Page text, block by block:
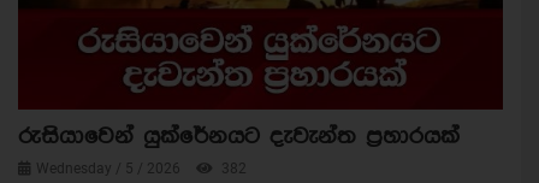
රුසියාවෙන් යුක්රේනයට දැවැන්ත ප්‍රහාරයක්
Wednesday / 5 / 2026 382